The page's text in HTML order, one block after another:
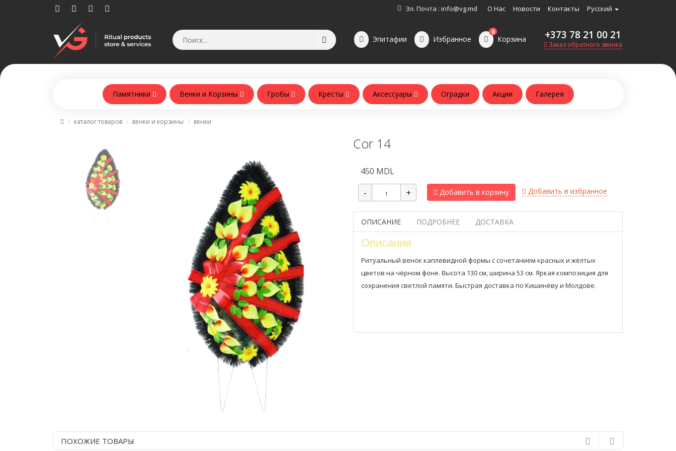
Эл. Почта : info@vg.md О Нас Новости Контакты Русский
Эпитафии Избранное Корзина
0 +373 78 21 00 21
Заказ обратного звонка
Памятники Венки и Корзины Гробы Кресты Аксессуары Оградки Акции Галерея
каталог товаров венки и корзины венки
Cor 14
450 MDL
Добавить в корзину Добавить в избранное
ОПИСАНИЕ ПОДРОБНЕЕ ДОСТАВКА
Описание
Ритуальный венок каплевидной формы с сочетанием красных и жёлтых
цветов на чёрном фоне. Высота 130 см, ширина 53 см. Яркая композиция для
сохранения светлой памяти. Быстрая доставка по Кишинёву и Молдове.
ПОХОЖИЕ ТОВАРЫ